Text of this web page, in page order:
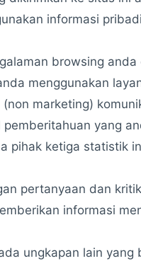
informasi
browsing
menggunakan
marketing)
pemberitahuan yang
pihak ketiga statistik
pertanyaan dan
informasi
ungkapan lain